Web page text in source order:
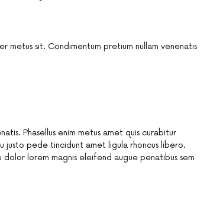
metus sit. Condimentum pretium nullam venenatis
Phasellus enim metus amet quis curabitur
justo pede tincidunt amet ligula rhoncus libero.
lorem magnis eleifend augue penatibus sem